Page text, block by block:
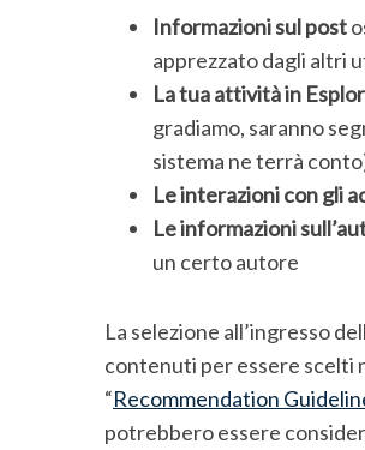
Informazioni sul post
apprezzato dagli altri
La tua attività in
gradiamo, saranno
sistema ne terrà
Le interazioni con gli
Le informazioni
un certo autore
La selezione all’ingresso
contenuti per essere scelti
“Recommendation
potrebbero essere